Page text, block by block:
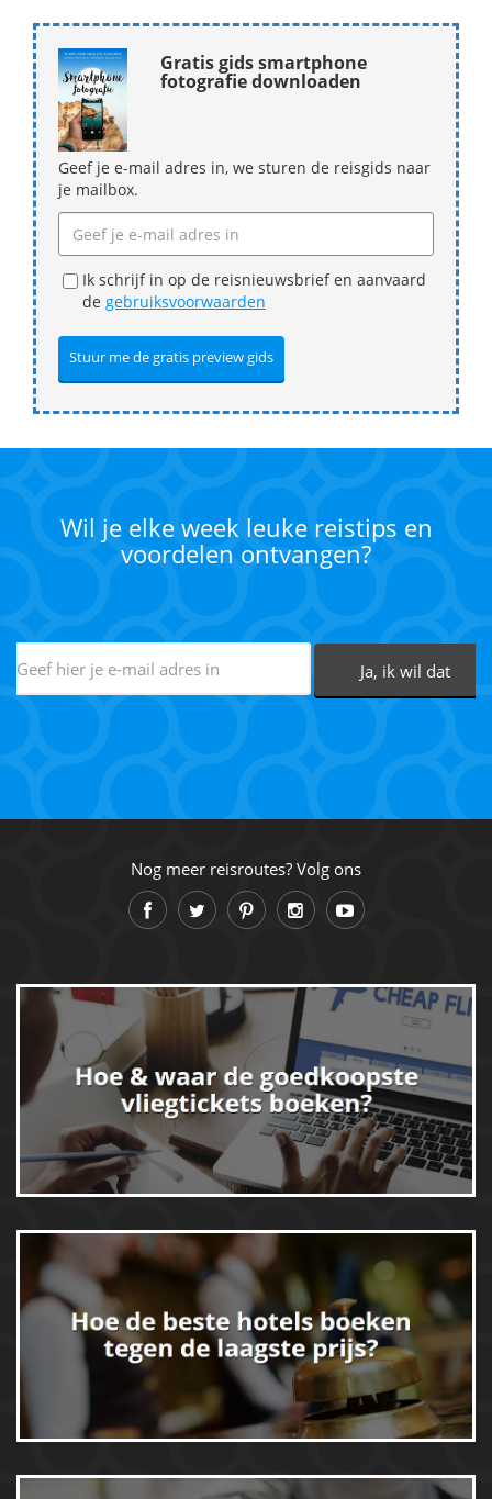
Gratis gids smartphone
fotografie downloaden
Geef je e-mail adres in, we sturen de reisgids naar
je mailbox.
Ik schrijf in op de reisnieuwsbrief en aanvaard
de gebruiksvoorwaarden
Wil je elke week leuke reistips en
voordelen ontvangen?
Nog meer reisroutes? Volg ons